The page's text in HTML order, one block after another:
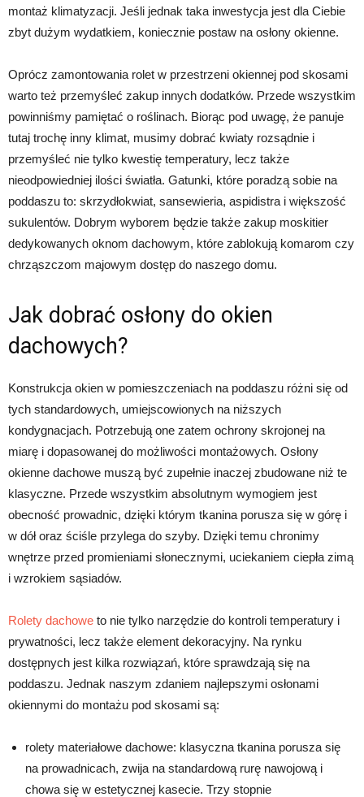
montaż klimatyzacji. Jeśli jednak taka inwestycja jest dla Ciebie
zbyt dużym wydatkiem, koniecznie postaw na osłony okienne.
Oprócz zamontowania rolet w przestrzeni okiennej pod skosami
warto też przemyśleć zakup innych dodatków. Przede wszystkim
powinniśmy pamiętać o roślinach. Biorąc pod uwagę, że panuje
tutaj trochę inny klimat, musimy dobrać kwiaty rozsądnie i
przemyśleć nie tylko kwestię temperatury, lecz także
nieodpowiedniej ilości światła. Gatunki, które poradzą sobie na
poddaszu to: skrzydłokwiat, sansewieria, aspidistra i większość
sukulentów. Dobrym wyborem będzie także zakup moskitier
dedykowanych oknom dachowym, które zablokują komarom czy
chrząszczom majowym dostęp do naszego domu.
Jak dobrać osłony do okien
dachowych?
Konstrukcja okien w pomieszczeniach na poddaszu różni się od
tych standardowych, umiejscowionych na niższych
kondygnacjach. Potrzebują one zatem ochrony skrojonej na
miarę i dopasowanej do możliwości montażowych. Osłony
okienne dachowe muszą być zupełnie inaczej zbudowane niż te
klasyczne. Przede wszystkim absolutnym wymogiem jest
obecność prowadnic, dzięki którym tkanina porusza się w górę i
w dół oraz ściśle przylega do szyby. Dzięki temu chronimy
wnętrze przed promieniami słonecznymi, uciekaniem ciepła zimą
i wzrokiem sąsiadów.
Rolety dachowe to nie tylko narzędzie do kontroli temperatury i
prywatności, lecz także element dekoracyjny. Na rynku
dostępnych jest kilka rozwiązań, które sprawdzają się na
poddaszu. Jednak naszym zdaniem najlepszymi osłonami
okiennymi do montażu pod skosami są:
rolety materiałowe dachowe: klasyczna tkanina porusza się
na prowadnicach, zwija na standardową rurę nawojową i
chowa się w estetycznej kasecie. Trzy stopnie